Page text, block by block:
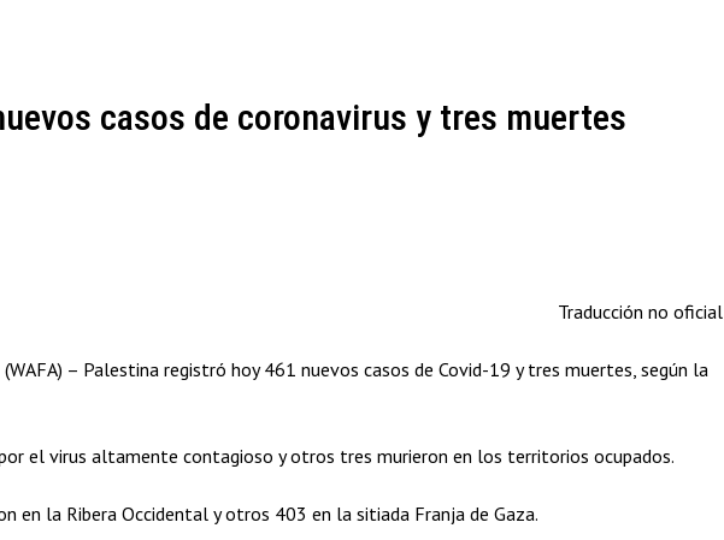
casos de coronavirus y tres muertes
Traducción no oficial
– Palestina registró hoy 461 nuevos casos de Covid-19 y tres muertes, según la
el virus altamente contagioso y otros tres murieron en los territorios ocupados.
en la Ribera Occidental y otros 403 en la sitiada Franja de Gaza.